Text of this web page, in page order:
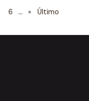
6 ... » Último